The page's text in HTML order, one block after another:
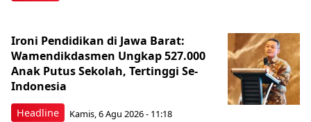
Headline
Ironi Pendidikan di Jawa Barat:
Wamendikdasmen Ungkap 527.000
Anak Putus Sekolah, Tertinggi Se-
Indonesia
Kamis, 6 Agu 2026 - 11:18